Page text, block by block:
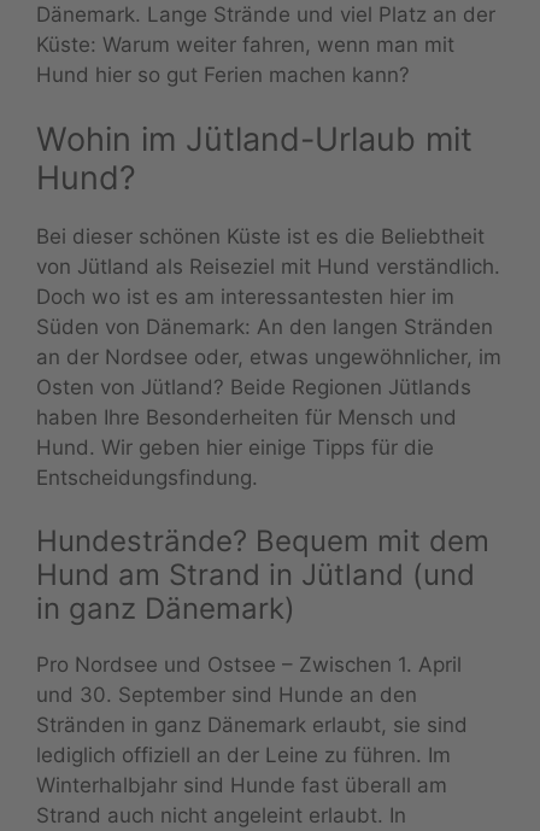
Dänemark. Lange Strände und viel Platz an der
Küste: Warum weiter fahren, wenn man mit
Hund hier so gut Ferien machen kann?
Wohin im Jütland-Urlaub mit
Hund?
Bei dieser schönen Küste ist es die Beliebtheit
von Jütland als Reiseziel mit Hund verständlich.
Doch wo ist es am interessantesten hier im
Süden von Dänemark: An den langen Stränden
an der Nordsee oder, etwas ungewöhnlicher, im
Osten von Jütland? Beide Regionen Jütlands
haben Ihre Besonderheiten für Mensch und
Hund. Wir geben hier einige Tipps für die
Entscheidungsfindung.
Hundestrände? Bequem mit dem
Hund am Strand in Jütland (und
in ganz Dänemark)
Pro Nordsee und Ostsee – Zwischen 1. April
und 30. September sind Hunde an den
Stränden in ganz Dänemark erlaubt, sie sind
lediglich offiziell an der Leine zu führen. Im
Winterhalbjahr sind Hunde fast überall am
Strand auch nicht angeleint erlaubt. In